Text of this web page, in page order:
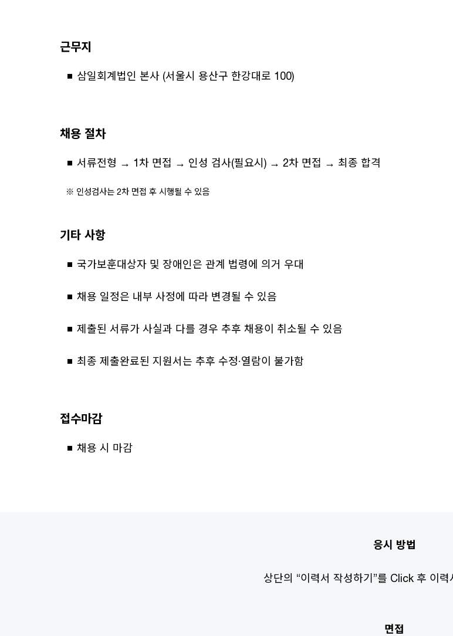
근무지
삼일회계법인 본사 (서울시 용산구 한강대로 100)
채용 절차
서류전형 → 1차 면접 → 인성 검사(필요시) → 2차 면접 → 최종 합격
※ 인성검사는 2차 면접 후 시행될 수 있음
기타 사항
국가보훈대상자 및 장애인은 관계 법령에 의거 우대
채용 일정은 내부 사정에 따라 변경될 수 있음
제출된 서류가 사실과 다를 경우 추후 채용이 취소될 수 있음
최종 제출완료된 지원서는 추후 수정·열람이 불가함
접수마감
채용 시 마감
응시 방법
상단의 “이력서 작성하기”를 Click 후 이
면접